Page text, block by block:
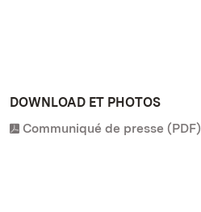
DOWNLOAD ET PHOTOS
Communiqué de presse (PDF)